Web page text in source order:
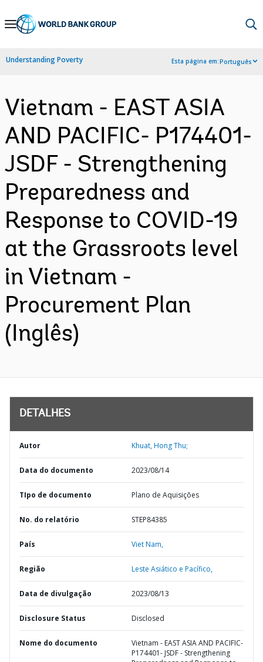
Skip
Navigation
Understanding Poverty Esta página em:Português
Vietnam - EAST ASIA
AND PACIFIC- P174401-
JSDF - Strengthening
Preparedness and
Response to COVID-19
at the Grassroots level
in Vietnam -
Procurement Plan
(Inglês)
DETALHES
Autor Khuat, Hong Thu;
Data do documento 2023/08/14
TIpo de documento Plano de Aquisições
No. do relatório STEP84385
País Viet Nam,
Região Leste Asiático e Pacífico,
Data de divulgação 2023/08/13
Disclosure Status Disclosed
Nome do documento
Vietnam - EAST ASIA AND PACIFIC-
P174401- JSDF - Strengthening